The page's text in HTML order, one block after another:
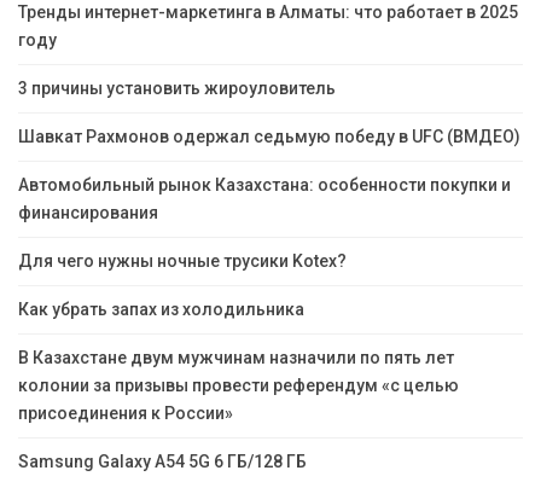
Тренды интернет-маркетинга в Алматы: что работает в 2025
году
3 причины установить жироуловитель
Шавкат Рахмонов одержал седьмую победу в UFC (ВМДЕО)
Автомобильный рынок Казахстана: особенности покупки и
финансирования
Для чего нужны ночные трусики Kotex?
Как убрать запах из холодильника
В Казахстане двум мужчинам назначили по пять лет
колонии за призывы провести референдум «с целью
присоединения к России»
Samsung Galaxy A54 5G 6 ГБ/128 ГБ